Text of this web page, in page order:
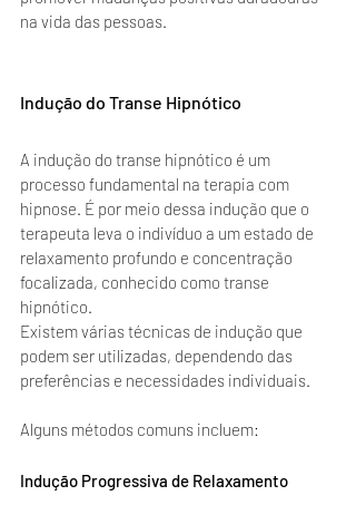
na vida das pessoas.
Indução do Transe Hipnótico
A indução do transe hipnótico é um
processo fundamental na terapia com
hipnose. É por meio dessa indução que o
terapeuta leva o indivíduo a um estado de
relaxamento profundo e concentração
focalizada, conhecido como transe
hipnótico.
Existem várias técnicas de indução que
podem ser utilizadas, dependendo das
preferências e necessidades individuais.
Alguns métodos comuns incluem:
Indução Progressiva de Relaxamento